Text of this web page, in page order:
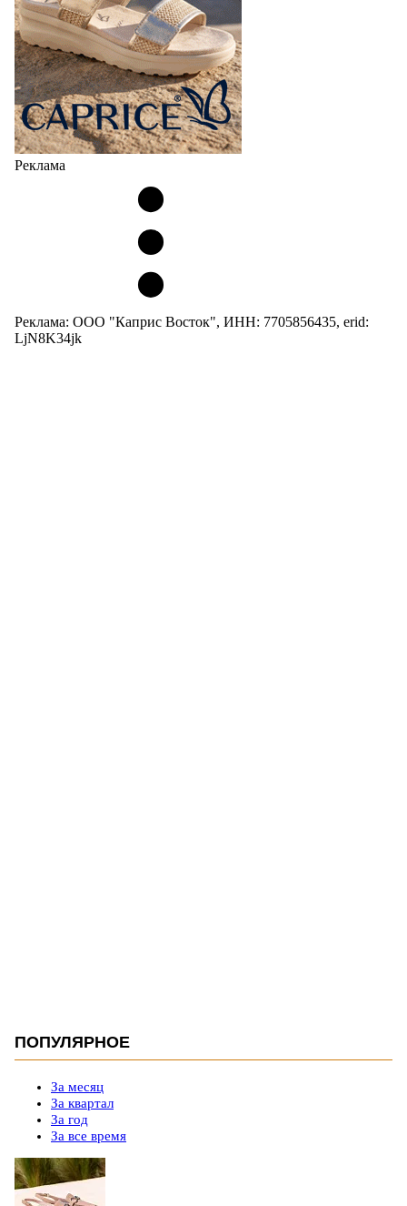
Реклама
Реклама: ООО "Каприс Восток", ИНН: 7705856435, erid:
LjN8K34jk
ПОПУЛЯРНОЕ
За месяц
За квартал
За год
За все время